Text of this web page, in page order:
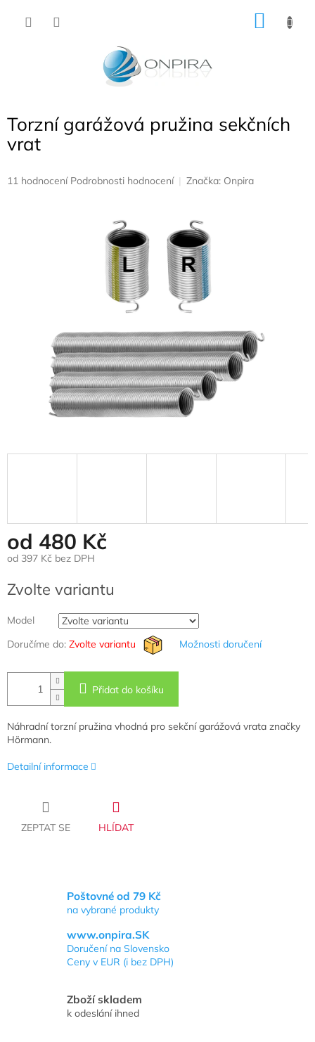
Torzní garážová pružina sekčních
vrat
Průměrné
11 hodnocení Podrobnosti hodnocení Značka: Onpira
od 480 Kč
od 397 Kč bez DPH
cena:
Zvolte variantu
Model
Doručíme do: Zvolte variantu Možnosti doručení
Přidat do košíku
Náhradní torzní pružina vhodná pro sekční garážová vrata značky
Hörmann.
Detailní informace
ZEPTAT SE HLÍDAT
Poštovné od 79 Kč
na vybrané produkty
www.onpira.SK
Doručení na Slovensko
Ceny v EUR (i bez DPH)
Zboží skladem
k odeslání ihned